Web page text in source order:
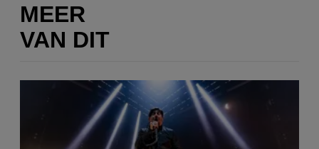
MEER
VAN DIT